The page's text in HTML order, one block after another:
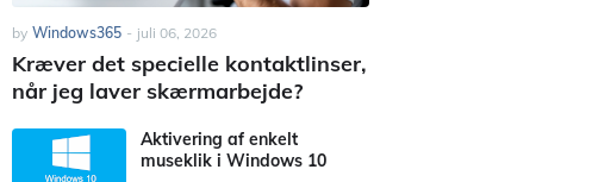
by Windows365 - juli 06, 2026
Kræver det specielle kontaktlinser,
når jeg laver skærmarbejde?
Aktivering af enkelt
museklik i Windows 10